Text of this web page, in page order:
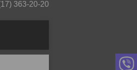
363-20-20